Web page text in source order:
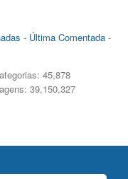
- Última Comentada-
45,878
39,150,327